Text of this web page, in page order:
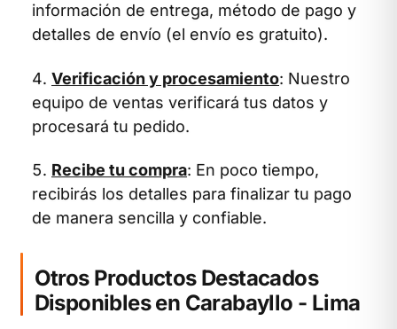
información de entrega, método de pago y
detalles de envío (el envío es gratuito).
Verificación y procesamiento: Nuestro
equipo de ventas verificará tus datos y
procesará tu pedido.
Recibe tu compra: En poco tiempo,
recibirás los detalles para finalizar tu pago
de manera sencilla y confiable.
Otros Productos Destacados
Disponibles en Carabayllo - Lima